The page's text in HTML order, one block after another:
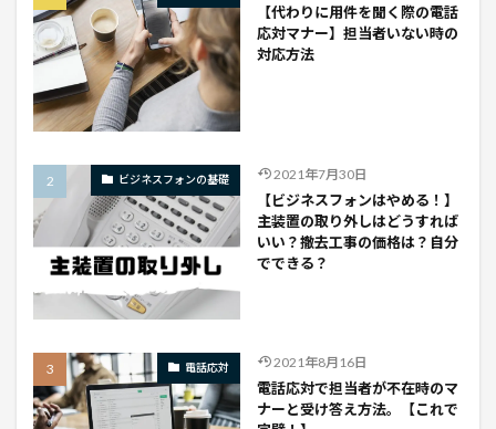
【代わりに用件を聞く際の電話
応対マナー】担当者いない時の
対応方法
ビジネスフォンの基礎 2021年7月30日
【ビジネスフォンはやめる！】
主装置の取り外しはどうすれば
いい？撤去工事の価格は？自分
でできる？
電話応対 2021年8月16日
電話応対で担当者が不在時のマ
ナーと受け答え方法。【これで